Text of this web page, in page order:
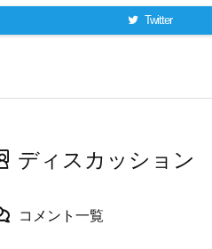
Twitter
ディスカッション
コメント一覧